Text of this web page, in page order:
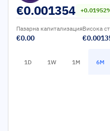
€0.001354
Пазарна капитализация
€0.00
Висока
1D 1W 1M 6M